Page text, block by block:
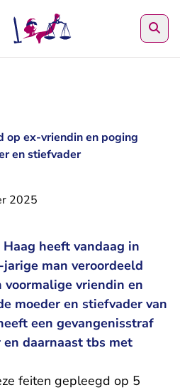
op ex-vriendin en poging
en stiefvader
2025
Haag heeft vandaag in
man veroordeeld
voormalige vriendin en
moeder en stiefvader van
een gevangenisstraf
daarnaast tbs met
feiten gepleegd op 5